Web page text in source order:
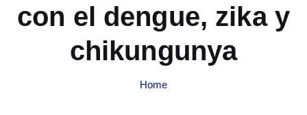
con el dengue, zika y
chikungunya
Home